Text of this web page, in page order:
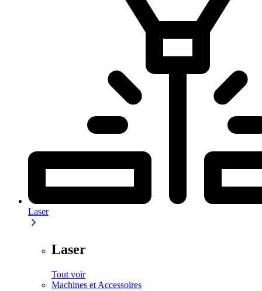
Laser
Laser
Tout voir
Machines et Accessoires